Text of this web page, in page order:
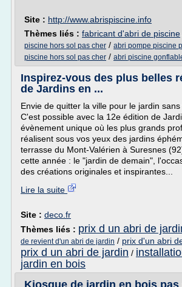
Site : http://www.abrispiscine.info
Thèmes liés : fabricant d'abri de piscine
piscine hors sol pas cher / abri pompe piscine
piscine hors sol pas cher / abri piscine
Inspirez-vous des plus belles
de Jardins en ...
Envie de quitter la ville pour le jardin
C'est possible avec la 12e édition de
évènement unique où les plus grands
réalisent sous vos yeux des jardins
terrasse du Mont-Valérien à Suresnes
cette année : le "jardin de demain",
des créations originales et inspirantes...
Lire la suite
Site : deco.fr
Thèmes liés : prix d un abri de
de revient d'un abri de jardin / prix d'un abri
prix d un abri de jardin /
jardin en bois
Kiosque de jardin en bois pas